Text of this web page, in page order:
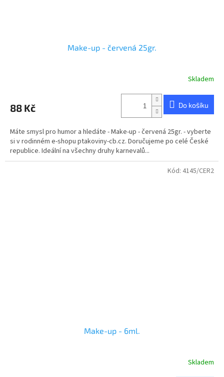
Make-up - červená 25gr.
Skladem
88 Kč Do košíku
Máte smysl pro humor a hledáte - Make-up - červená 25gr. - vyberte
si v rodinném e-shopu ptakoviny-cb.cz. Doručujeme po celé České
republice. Ideální na všechny druhy karnevalů...
Make-up - 6ml.
Skladem
Kód: 4145/CER2